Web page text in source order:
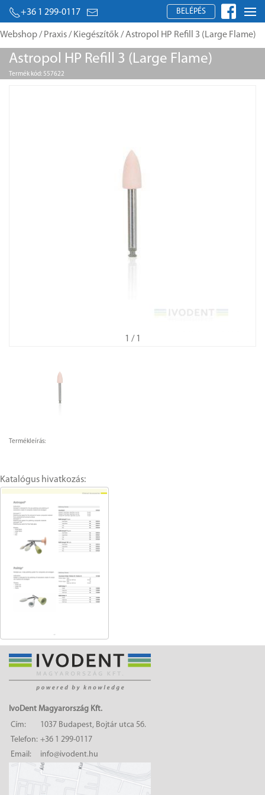
+36 1 299-0117 BELÉPÉS
Webshop/ Praxis/ Kiegészítők/ Astropol HP Refill 3 (Large Flame)
Astropol HP Refill 3 (Large Flame)
Termék kód: 557622
1 / 1
Termékleírás:
Katalógus hivatkozás:
IvoDent Magyarország Kft.
Cím:
1037 Budapest, Bojtár utca 56.
Telefon: +36 1 299-0117
Email:
info@ivodent.hu